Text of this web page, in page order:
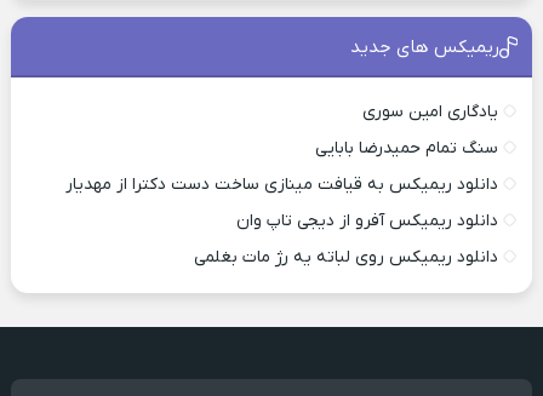
ریمیکس های جدید
یادگاری امین سوری
سنگ تمام حمیدرضا بابایی
دانلود ریمیکس به قیافت مینازی ساخت دست دکترا از مهدیار
دانلود ریمیکس آفرو از ديجی تاپ وان
دانلود ریمیکس روی لباته یه رژ مات بغلمی